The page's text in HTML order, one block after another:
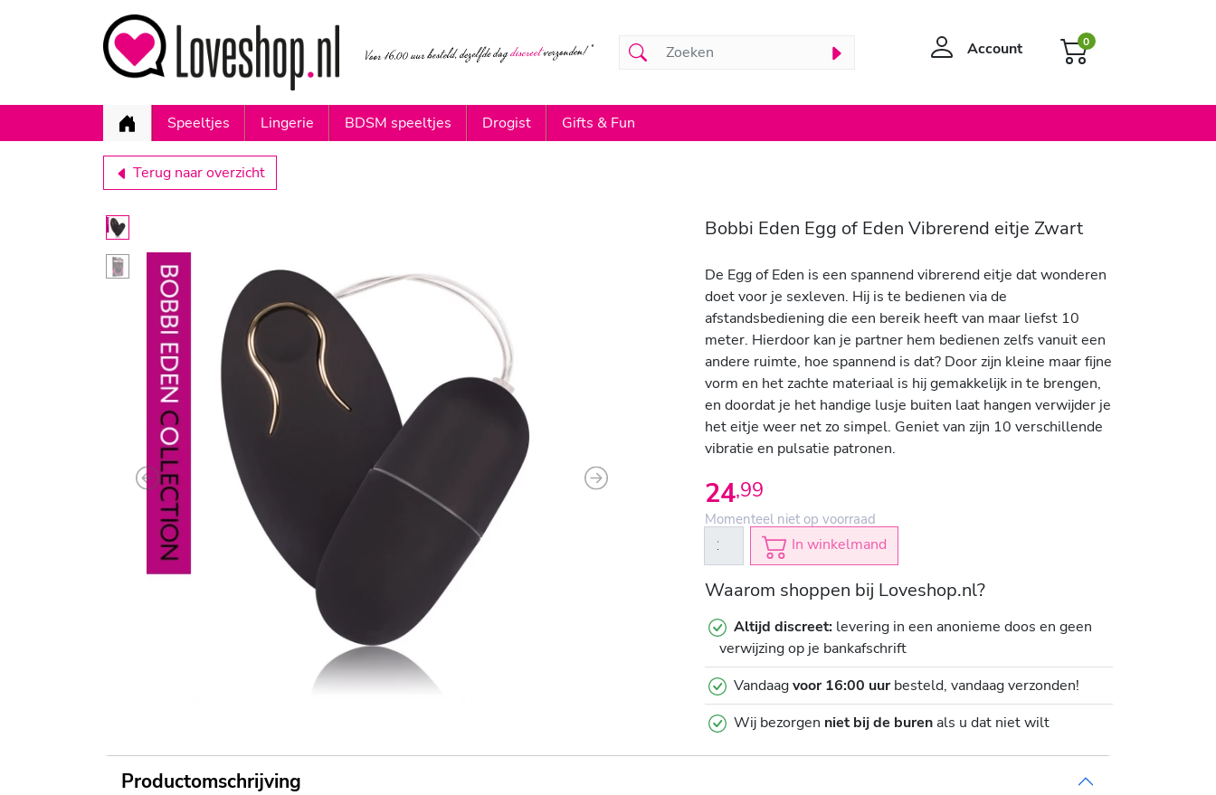
Account 0
Speeltjes Lingerie BDSM speeltjes Drogist Gifts & Fun
Terug naar overzicht
Previous Next
Bobbi Eden Egg of Eden Vibrerend eitje Zwart
De Egg of Eden is een spannend vibrerend eitje dat wonderen
doet voor je sexleven. Hij is te bedienen via de
afstandsbediening die een bereik heeft van maar liefst 10
meter. Hierdoor kan je partner hem bedienen zelfs vanuit een
andere ruimte, hoe spannend is dat? Door zijn kleine maar fijne
vorm en het zachte materiaal is hij gemakkelijk in te brengen,
en doordat je het handige lusje buiten laat hangen verwijder je
het eitje weer net zo simpel. Geniet van zijn 10 verschillende
vibratie en pulsatie patronen.
24,99
Momenteel niet op voorraad
In winkelmand
Waarom shoppen bij Loveshop.nl?
Altijd discreet: levering in een anonieme doos en geen
verwijzing op je bankafschrift
Vandaagvoor 16:00 uurbesteld, vandaag verzonden!
Wij bezorgen niet bij de burenals u dat niet wilt
Productomschrijving